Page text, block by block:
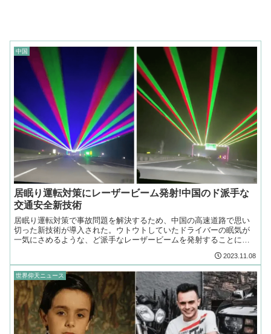
中国
居眠り運転対策にレーザービーム発射!中国のド派手な
交通安全新技術
居眠り運転対策で事故問題を解決するため、中国の高速道路で思い
切った新技術が導入された。ウトウトしていたドライバーの眠気が
一気にさめるような、ど派手なレーザービームを発射することにし
2023.11.08
世界仰天ニュース